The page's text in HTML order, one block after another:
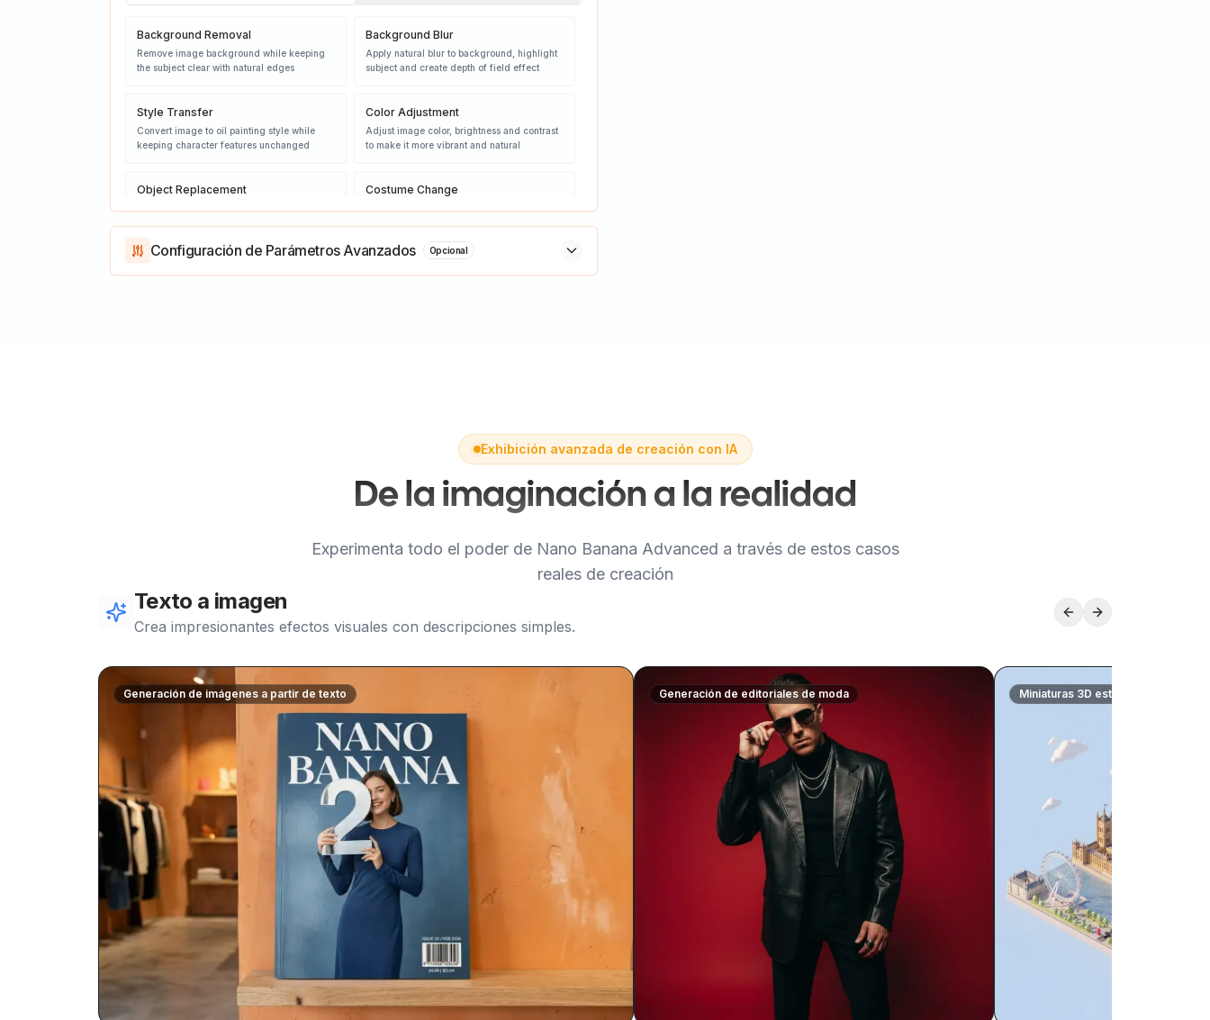
Background Removal
Remove image background while keeping
the subject clear with natural edges
Background Blur
Apply natural blur to background, highlight
subject and create depth of field effect
Style Transfer
Convert image to oil painting style while
keeping character features unchanged
Color Adjustment
Adjust image color, brightness and contrast
to make it more vibrant and natural
Object Replacement Costume Change
Scene Change
Configuración de Parámetros Avanzados Opcional
Exhibición avanzada de creación con IA
De la imaginación a la realidad
Experimenta todo el poder de Nano Banana Advanced a través de estos casos
reales de creación
Texto a imagen
Crea impresionantes efectos visuales con descripciones simples.
Generación de imágenes a partir de texto Generación de editoriales de moda Miniaturas 3D estilo caricatura